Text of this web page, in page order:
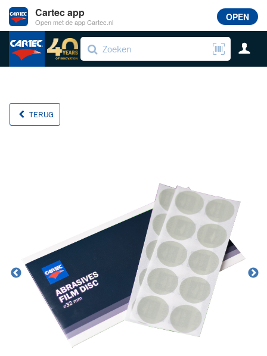
TERUG
Cartec app
Open met de app Cartec.nl OPEN